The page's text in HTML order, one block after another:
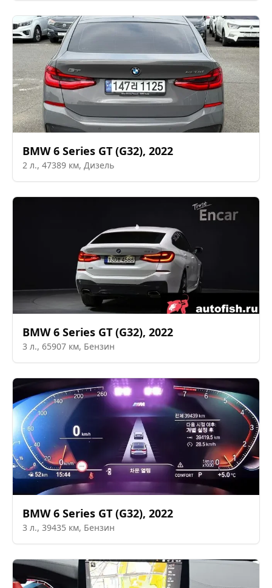
BMW 6 Series GT (G32), 2022
2 л., 47389 км, Дизель
BMW 6 Series GT (G32), 2022
3 л., 65907 км, Бензин
BMW 6 Series GT (G32), 2022
3 л., 39435 км, Бензин